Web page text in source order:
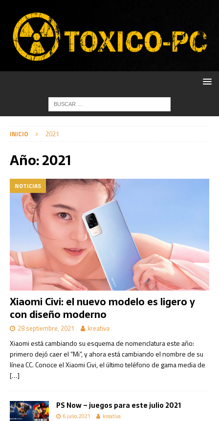
INICIO 2021
Año:2021
NOTICIAS
Xiaomi Civi: el nuevo modelo es ligero y
con diseño moderno
28 septiembre, 2021 kreativa
Xiaomi está cambiando su esquema de nomenclatura este año:
primero dejó caer el “Mi”, y ahora está cambiando el nombre de su
línea CC. Conoce el Xiaomi Civi, el último teléfono de gama media de
[…]
PS Now – juegos para este julio 2021
6 julio, 2021 kreativa